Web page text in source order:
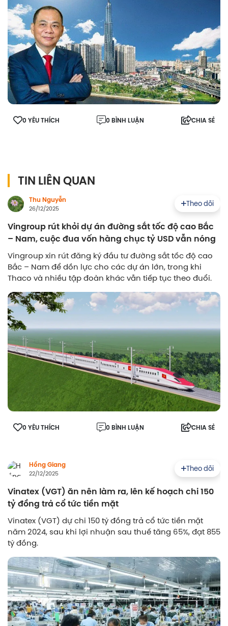
0 YÊU THÍCH 0 BÌNH LUẬN CHIA SẺ
TIN LIÊN QUAN
Thu Nguyễn
26/12/2025
Theo dõi
Vingroup rút khỏi dự án đường sắt tốc độ cao Bắc
– Nam, cuộc đua vốn hàng chục tỷ USD vẫn nóng
Vingroup xin rút đăng ký đầu tư đường sắt tốc độ cao
Bắc – Nam để dồn lực cho các dự án lớn, trong khi
Thaco và nhiều tập đoàn khác vẫn tiếp tục theo đuổi.
0 YÊU THÍCH 0 BÌNH LUẬN CHIA SẺ
Hồng Giang
22/12/2025
Theo dõi
Vinatex (VGT) ăn nên làm ra, lên kế hoạch chi 150
tỷ đồng trả cổ tức tiền mặt
Vinatex (VGT) dự chi 150 tỷ đồng trả cổ tức tiền mặt
năm 2024, sau khi lợi nhuận sau thuế tăng 65%, đạt 855
tỷ đồng.